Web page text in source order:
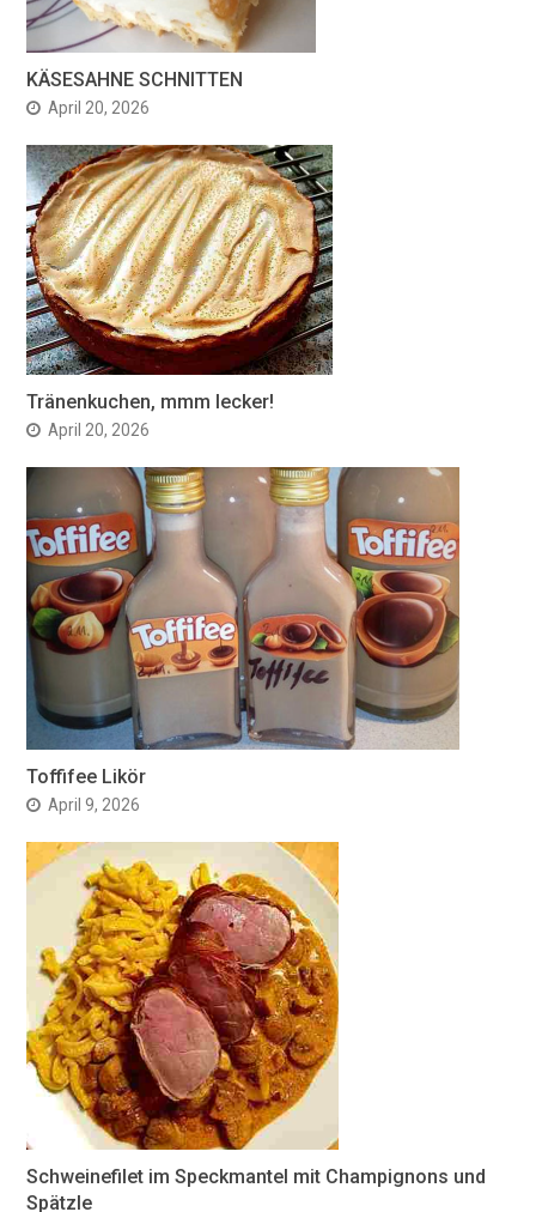
KÄSESAHNE SCHNITTEN
April 20, 2026
Tränenkuchen, mmm lecker!
April 20, 2026
Toffifee Likör
April 9, 2026
Schweinefilet im Speckmantel mit Champignons und
Spätzle